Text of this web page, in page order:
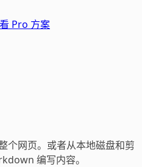
Pro 方案
个网页。或者从本地磁盘和剪
编写内容。